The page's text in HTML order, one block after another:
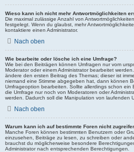
Wieso kann ich nicht mehr Antwortmöglichkeiten
Die maximal zulässige Anzahl von
festgelegt. Wenn du glaubst, mehr
kontaktiere einen Administrator.
Nach oben
Wie bearbeite oder lösche ich eine Umfrage?
Wie bei den Beiträgen können Umfragen nur vom
Moderator oder einem Administrator bearbeitet
ändere den ersten Beitrag des Themas; dieser ist
niemand eine Stimme abgegeben hat, dann können
Umfrageoption bearbeiten. Sollte allerdings schon ein
die Umfrage nur noch von Moderatoren oder
werden. Dadurch soll die Manipulation von laufenden
Nach oben
Warum kann ich auf bestimmte Foren nicht
Manche Foren können bestimmten Benutzern oder
einzusehen, Beiträge zu lesen, zu schreiben oder
brauchst du möglicherweise besondere
Administrator nach entsprechenden Berechtigungen.